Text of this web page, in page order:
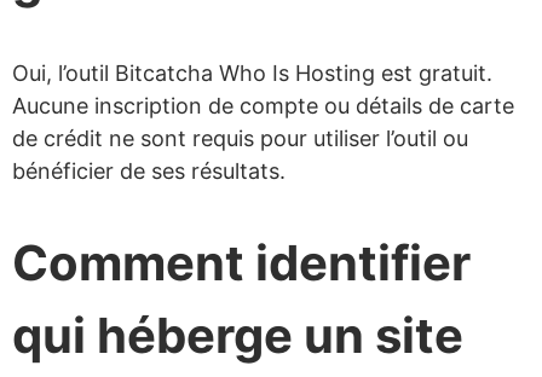
Oui, l’outil Bitcatcha Who Is Hosting est gratuit.
Aucune inscription de compte ou détails de carte
de crédit ne sont requis pour utiliser l’outil ou
bénéficier de ses résultats.
Comment identifier
qui héberge un site